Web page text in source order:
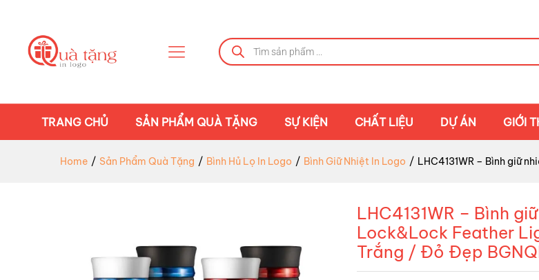
TRANG CHỦ SẢN PHẨM QUÀ TẶNG SỰ KIỆN CHẤT LIỆU DỰ ÁN GIỚI
Home / Sản Phẩm Quà Tặng / Bình Hủ Lọ In Logo / Bình Giữ Nhiệt In Logo / LHC4131WR – Bình giữ
LHC4131WR – Bình
Lock&Lock Feather
Trắng / Đỏ Đẹp